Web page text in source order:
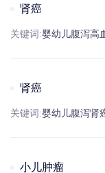
肾癌
关键词:婴幼儿腹泻高
肾癌
关键词:婴幼儿腹泻肾
小儿肿瘤